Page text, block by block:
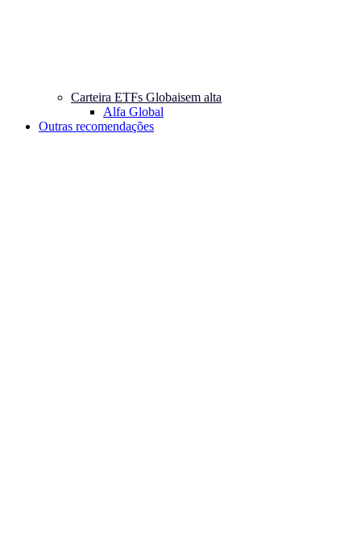
Carteira ETFs Globaisem alta
Alfa Global
Outras recomendações